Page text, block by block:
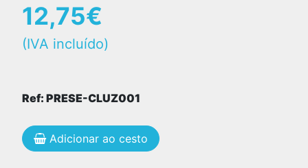
12,75€
(IVA incluído)
Ref: PRESE-CLUZ001
Adicionar ao cesto